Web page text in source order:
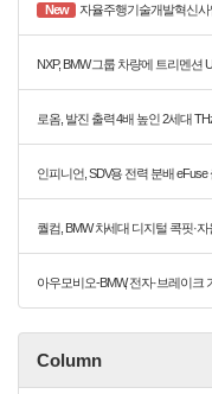
New 자율주행기술개발혁신사
NXP, BMW 그룹 차량에 트리멘션
로옴, 발진 출력 4배 높인 2세대
인피니언, SDV용 전력 분배 eFuse
퀄컴, BMW 차세대 디지털 콕핏·
아우모비오-BMW, 전자·브레이크
Column